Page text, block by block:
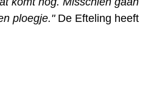
ploegje."De Efteling heeft